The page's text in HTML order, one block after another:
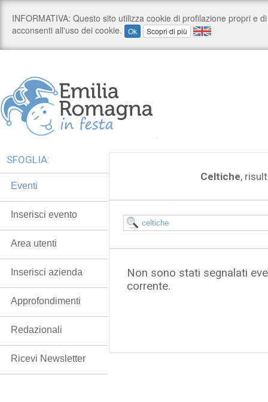
Celtiche,
Non sono stati segnalati
corrente.
SFOGLIA:
Eventi
Inserisci evento
Area utenti
Inserisci azienda
Approfondimenti
Redazionali
Ricevi Newsletter